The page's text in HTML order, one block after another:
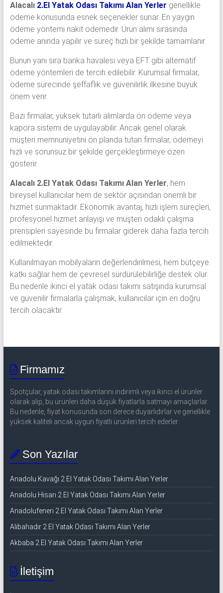
Alacalı 2.El Yatak Odası Takımı Alan Yerler genellikle
ödeme konusunda esnek seçenekler sunar. En yaygın
ödeme yöntemi nakit ödemedir. Ürün alımı sırasında
ödeme anında yapılır ve süreç hızlı bir şekilde tamamlanır.
Bunun yanı sıra banka havalesi veya EFT gibi alternatif
ödeme yöntemleri de tercih edilebilir. Kurumsal firmalar,
ödeme sürecinde şeffaflık ve güvenilirlik ilkesine büyük
önem verir.
Bazı firmalar, yüksek tutarlı alımlarda ön ödeme veya
kapora sistemi de uygulayabilir. Ancak genel olarak
müşteri memnuniyetini ön planda tutan firmalar, ödemeyi
hızlı ve sorunsuz bir şekilde gerçekleştirmeye özen
gösterir.
Alacalı 2.El Yatak Odası Takımı Alan Yerler, hem
bireysel kullanıcılar hem de sektör açısından önemli bir
hizmet sunmaktadır. Ekonomik avantaj, hızlı işlem süreçleri,
profesyonel hizmet anlayışı ve müşteri odaklı çalışma
prensipleri sayesinde bu firmalar giderek daha fazla tercih
edilmektedir.
Kullanılmayan mobilyaların değerlendirilmesi, hem bütçeye
katkı sağlar hem de çevresel sürdürülebilirliğe destek olur.
Bu nedenle ikinci el yatak odası takımı satışında kurumsal
ve güvenilir firmalarla çalışmak, kullanıcılar için en doğru
tercih olacaktır.
Firmamız
Spotçular, yatak odası takımlarını indirimli veya ikinci el ürünler
olarak alıp, bu ürünleri daha düşük fiyatlarla satmayı amaçlarlar.
Bu nedenle, fiyat konusunda son derece duyarlıdırlar ve genellikle
yüksek kaliteli ancak uygun fiyatlı ürünleri tercih ederler.
Son Yazılar
Anadolu Kavağı 2.El Yatak Odası Takımı Alan Yerler
Anadolu Hisarı 2.El Yatak Odası Takımı Alan Yerler
Anadolufeneri 2.El Yatak Odası Takımı Alan Yerler
Alibahadır 2.El Yatak Odası Takımı Alan Yerler
Akbaba 2.El Yatak Odası Takımı Alan Yerler
İletişim